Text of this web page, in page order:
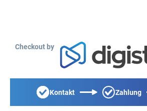
Checkout by
Kontakt Zahlung